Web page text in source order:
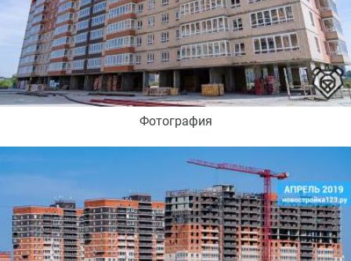
Фотография